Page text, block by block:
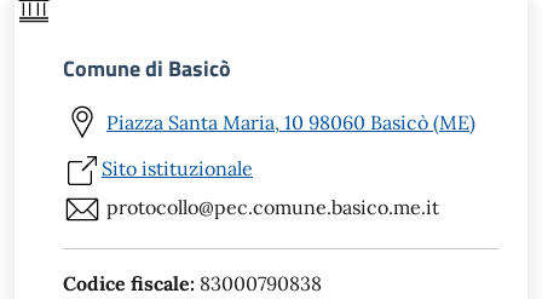
Comune di Basicò
Piazza Santa Maria, 10 98060 Basicò (ME)
Sito istituzionale
protocollo@pec.comune.basico.me.it
Codice fiscale: 83000790838